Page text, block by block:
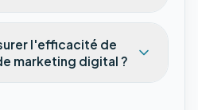
l'efficacité de
marketing digital ?